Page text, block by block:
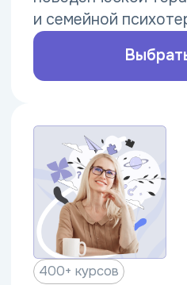
Выбрать курс
10+ курсов
Нутрициология
и диетология с нуля
Освойте нутрициологию
и диетологию с нуля и начните
карьеру в сфере питания и
Научитесь разбираться в